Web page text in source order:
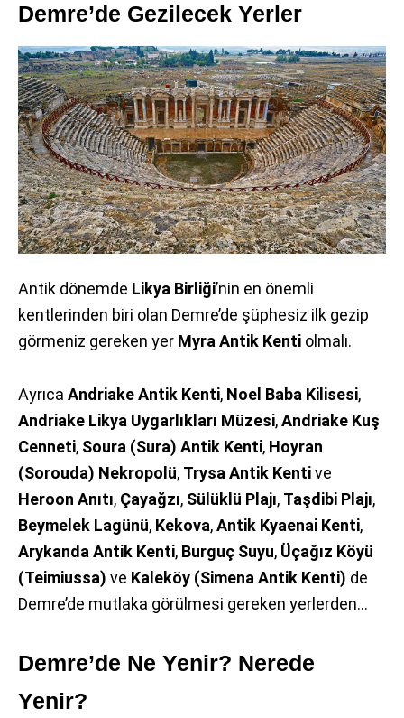
Demre’de Gezilecek Yerler
Antik dönemde Likya Birliği’nin en önemli
kentlerinden biri olan Demre’de şüphesiz ilk gezip
görmeniz gereken yer Myra Antik Kenti olmalı.
Ayrıca Andriake Antik Kenti, Noel Baba Kilisesi,
Andriake Likya Uygarlıkları Müzesi,Andriake Kuş
Cenneti, Soura (Sura) Antik Kenti, Hoyran
(Sorouda) Nekropolü, Trysa Antik Kentive
Heroon Anıtı, Çayağzı, Sülüklü Plajı, Taşdibi Plajı,
Beymelek Lagünü, Kekova,Antik Kyaenai Kenti,
Arykanda Antik Kenti, Burguç Suyu, Üçağız Köyü
(Teimiussa) ve Kaleköy (Simena Antik Kenti) de
Demre’de mutlaka görülmesi gereken yerlerden…
Demre’de Ne Yenir? Nerede
Yenir?